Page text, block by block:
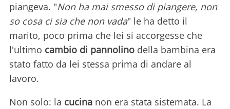
piangeva. "Non ha mai smesso di piangere, non
so cosa ci sia che non vada" le ha detto il
marito, poco prima che lei si accorgesse che
l'ultimo cambio di pannolino della bambina era
stato fatto da lei stessa prima di andare al
lavoro.
Non solo: la cucina non era stata sistemata. La